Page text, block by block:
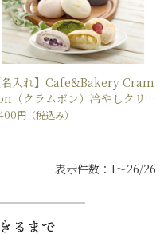
名入れ】Cafe&Bakery Cram
（クラムボン）冷やしクリ
パン12個セット
円 （税込み）
表示件数：1～26/26